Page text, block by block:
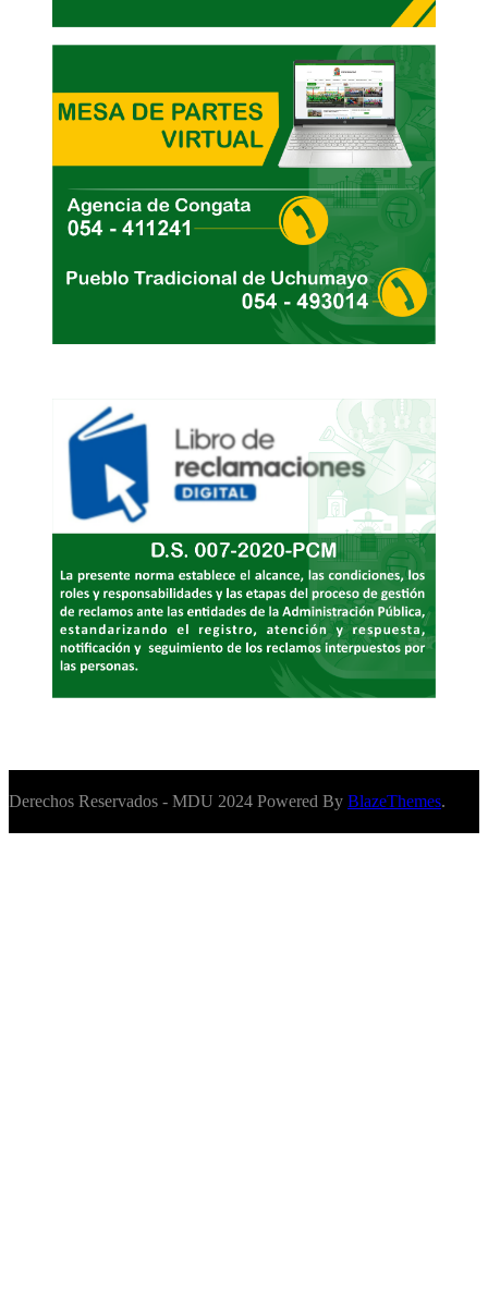
Derechos Reservados - MDU 2024 Powered By BlazeThemes.